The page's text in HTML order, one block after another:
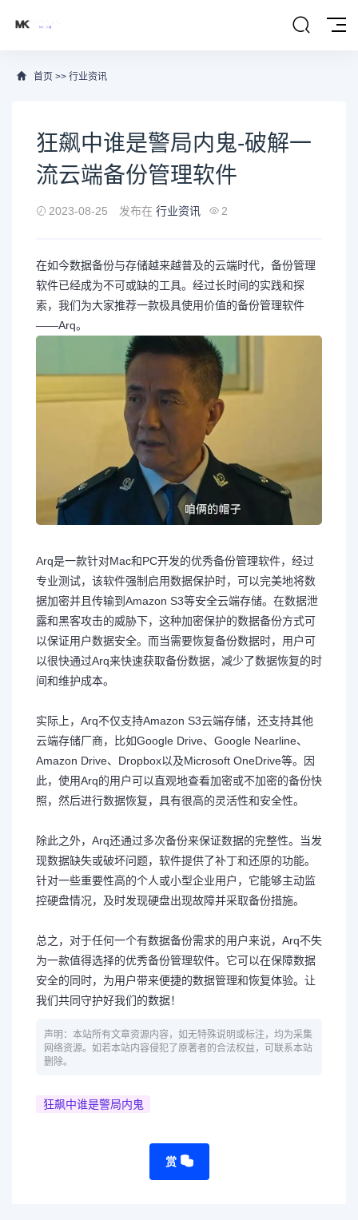
首页 >> 行业资讯
狂飙中谁是警局内鬼-破解一
流云端备份管理软件
2023-08-25 发布在 行业资讯 2
在如今数据备份与存储越来越普及的云端时代，备份管理
软件已经成为不可或缺的工具。经过长时间的实践和探
索，我们为大家推荐一款极具使用价值的备份管理软件
——Arq。
Arq是一款针对Mac和PC开发的优秀备份管理软件，经过
专业测试，该软件强制启用数据保护时，可以完美地将数
据加密并且传输到Amazon S3等安全云端存储。在数据泄
露和黑客攻击的威胁下，这种加密保护的数据备份方式可
以保证用户数据安全。而当需要恢复备份数据时，用户可
以很快通过Arq来快速获取备份数据，减少了数据恢复的时
间和维护成本。
实际上，Arq不仅支持Amazon S3云端存储，还支持其他
云端存储厂商，比如Google Drive、Google Nearline、
Amazon Drive、Dropbox以及Microsoft OneDrive等。因
此，使用Arq的用户可以直观地查看加密或不加密的备份快
照，然后进行数据恢复，具有很高的灵活性和安全性。
除此之外，Arq还通过多次备份来保证数据的完整性。当发
现数据缺失或破坏问题，软件提供了补丁和还原的功能。
针对一些重要性高的个人或小型企业用户，它能够主动监
控硬盘情况，及时发现硬盘出现故障并采取备份措施。
总之，对于任何一个有数据备份需求的用户来说，Arq不失
为一款值得选择的优秀备份管理软件。它可以在保障数据
安全的同时，为用户带来便捷的数据管理和恢复体验。让
我们共同守护好我们的数据！
声明：本站所有文章资源内容，如无特殊说明或标注，均为采集
网络资源。如若本站内容侵犯了原著者的合法权益，可联系本站
删除。
狂飙中谁是警局内鬼
赏